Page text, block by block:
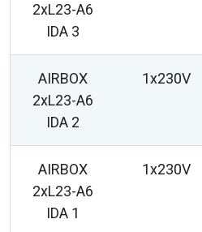
2xL23-A6
IDA 3
AIRBOX
2xL23-A6
IDA 2
1x230V
AIRBOX
2xL23-A6
IDA 1
1x230V